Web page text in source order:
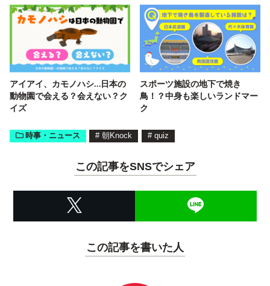
アイアイ、カモノハシ…日本の
動物園で会える？会えない？ク
イズ
スポーツ施設の地下で焼き
鳥！？中身も楽しいランドマー
ク
時事・ニュース # 朝Knock # quiz
この記事をSNSでシェア
この記事を書いた人